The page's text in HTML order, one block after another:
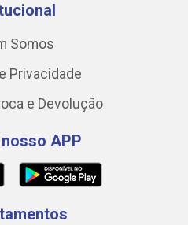
Somos
Privacidade
e Devolução
APP